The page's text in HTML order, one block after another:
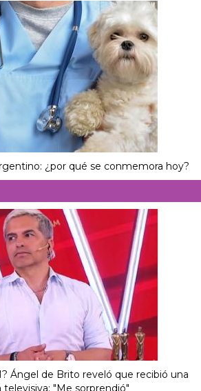
¿por qué se conmemora hoy?
Ángel de Brito reveló que recibió una
"Me sorprendió"